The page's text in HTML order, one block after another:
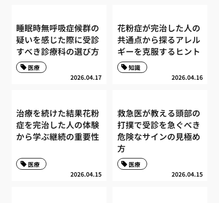
睡眠時無呼吸症候群の
疑いを感じた際に受診
すべき診療科の選び方
2026.04.17
医療
花粉症が完治した人の
共通点から探るアレル
ギーを克服するヒント
2026.04.16
知識
治療を続けた結果花粉
症を完治した人の体験
から学ぶ継続の重要性
2026.04.15
医療
救急医が教える頭部の
打撲で受診を急ぐべき
危険なサインの見極め
方
2026.04.15
医療